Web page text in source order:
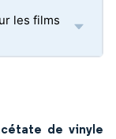
les films
de vinyle